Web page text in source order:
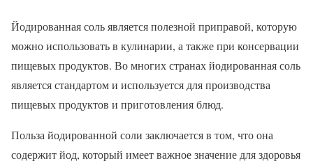
Йодированная соль является полезной приправой, которую
можно использовать в кулинарии, а также при консервации
пищевых продуктов. Во многих странах йодированная соль
является стандартом и используется для производства
пищевых продуктов и приготовления блюд.
Польза йодированной соли заключается в том, что она
содержит йод, который имеет важное значение для здоровья